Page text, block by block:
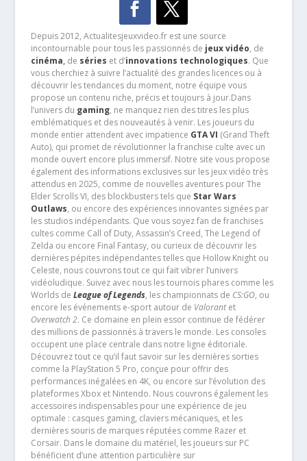
Depuis 2012, Actualitesjeuxvideo.fr est une source
incontournable pour tous les passionnés de jeux vidéo, de
cinéma,de séries et d’innovations technologiques. Que
vous cherchiez à suivre l’actualité des grandes licences ou à
découvrir les tendances du moment, notre équipe vous
propose un contenu riche, précis et toujours à jour.Dans
l’univers du gaming, ne manquez rien des titres les plus
emblématiques et des nouveautés à venir. Les joueurs du
monde entier attendent avec impatience GTA VI (Grand Theft
Auto), qui promet de révolutionner la franchise culte avec un
monde ouvert encore plus immersif. Notre site vous propose
également des informations exclusives sur les jeux vidéo très
attendus en 2025, comme de nouvelles aventures pour The
Elder Scrolls VI, des blockbusters tels que Star Wars
Outlaws, ou encore des expériences innovantes signées par
les studios indépendants. Que vous soyez fan de franchises
cultes comme Call of Duty, Assassin’s Creed, The Legend of
Zelda ou encore Final Fantasy, ou curieux de découvrir les
dernières pépites indépendantes telles que Hollow Knight ou
Celeste, nous couvrons tout ce qui fait vibrer l’univers
vidéoludique. Suivez avec nous les tournois phares comme les
Worlds de League of Legends, les championnats de CS:GO, ou
encore les événements e-sport autour de Valorantet
Overwatch 2. Ce domaine en plein essor continue de fédérer
des millions de passionnés à travers le monde. Les consoles
occupent une place centrale dans notre ligne éditoriale.
Découvrez tout ce qu’il faut savoir sur les dernières sorties
comme la PlayStation 5 Pro, conçue pour offrir des
performances inégalées en 4K, ou encore sur l’évolution des
plateformes Xbox et Nintendo. Nous couvrons également les
accessoires indispensables pour une expérience de jeu
optimale : casques gaming, claviers mécaniques, et les
dernières souris de marques réputées comme Razer et
Corsair. Dans le domaine du matériel, les joueurs sur PC
bénéficient d’une attention particulière sur